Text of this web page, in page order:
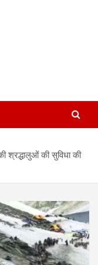
श्रद्धालुओं की सुविधा की